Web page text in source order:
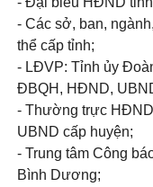
- Các sở, ban,
thể cấp tỉnh;
- LĐVP: Tỉnh ủy
ĐBQH, HĐND,
- Thường trực
UBND cấp huyện;
- Trung tâm Công
Bình Dương;